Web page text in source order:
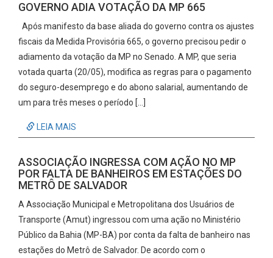
GOVERNO ADIA VOTAÇÃO DA MP 665
Após manifesto da base aliada do governo contra os ajustes
fiscais da Medida Provisória 665, o governo precisou pedir o
adiamento da votação da MP no Senado. A MP, que seria
votada quarta (20/05), modifica as regras para o pagamento
do seguro-desemprego e do abono salarial, aumentando de
um para três meses o período […]
LEIA MAIS
ASSOCIAÇÃO INGRESSA COM AÇÃO NO MP
POR FALTA DE BANHEIROS EM ESTAÇÕES DO
METRÔ DE SALVADOR
A Associação Municipal e Metropolitana dos Usuários de
Transporte (Amut) ingressou com uma ação no Ministério
Público da Bahia (MP-BA) por conta da falta de banheiro nas
estações do Metrô de Salvador. De acordo com o